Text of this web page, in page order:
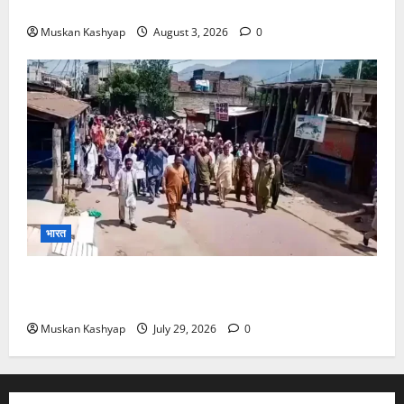
Muskan Kashyap August 3, 2026 0
भारत
Muskan Kashyap July 29, 2026 0